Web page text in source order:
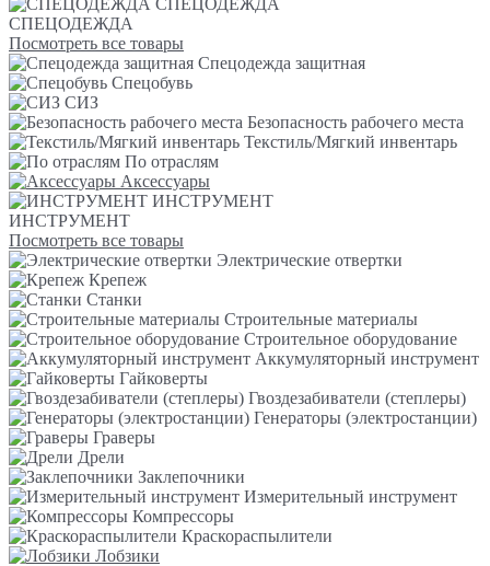
СПЕЦОДЕЖДА
Посмотреть все товары
Спецодежда защитная
Спецобувь
СИЗ
Безопасность рабочего места
Текстиль/Мягкий инвентарь
По отраслям
Аксессуары
ИНСТРУМЕНТ
ИНСТРУМЕНТ
Посмотреть все товары
Электрические отвертки
Крепеж
Станки
Строительные материалы
Строительное оборудование
Аккумуляторный инструмент
Гайковерты
Гвоздезабиватели (степлеры)
Генераторы (электростанции)
Граверы
Дрели
Заклепочники
Измерительный инструмент
Компрессоры
Краскораспылители
Лобзики